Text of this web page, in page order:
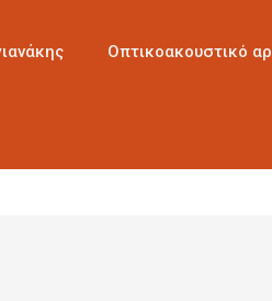
Οπτικοακουστικό